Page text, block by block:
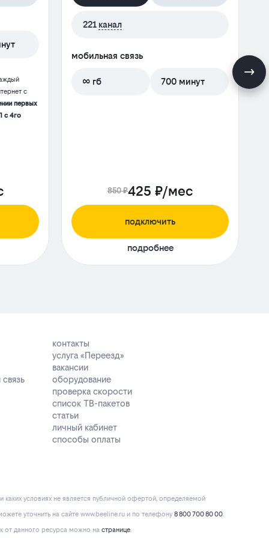
с
первых
с 4го
221 канал
мобильная связь
∞ гб 700 минут
850 ₽425 ₽/мес
подключить
подробнее
контакты
услуга «Переезд»
вакансии
оборудование
проверка скорости
список ТВ-пакетов
статьи
личный кабинет
способы оплаты
условиях не является публичной офертой, определяемой
уточнить на сайте www.beeline.ru и по телефону 8 800 700 80 00.
от данного ресурса можно на странице.